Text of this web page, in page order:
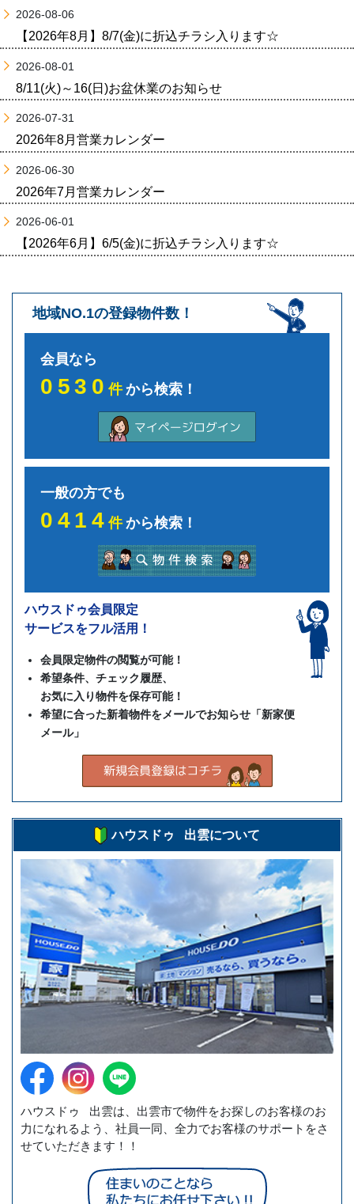
2026-08-06
【2026年8月】8/7(金)に折込チラシ入ります☆
2026-08-01
8/11(火)～16(日)お盆休業のお知らせ
2026-07-31
2026年8月営業カレンダー
2026-06-30
2026年7月営業カレンダー
2026-06-01
【2026年6月】6/5(金)に折込チラシ入ります☆
地域NO.1の登録物件数！
会員なら
0530件から検索！
一般の方でも
0414件から検索！
ハウスドゥ会員限定
サービスをフル活用！
会員限定物件の閲覧が可能！
希望条件、チェック履歴、
お気に入り物件を保存可能！
希望に合った新着物件をメールでお知らせ「新家便
メール」
ハウスドゥ 出雲について
ハウスドゥ 出雲は、出雲市で物件をお探しのお客様のお
力になれるよう、社員一同、全力でお客様のサポートをさ
せていただきます！！